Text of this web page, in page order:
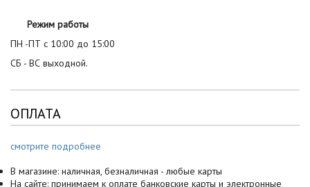
Режим работы
ПН -ПТ с 10:00 до 15:00
СБ - ВС выходной.
ОПЛАТА
смотрите подробнее
В магазине: наличная, безналичная - любые карты
На сайте: принимаем к оплате банковские карты и электронные